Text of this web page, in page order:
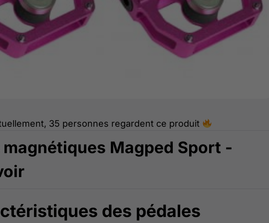
35 personnes regardent ce produit
magnétiques Magped Sport -
des pédales